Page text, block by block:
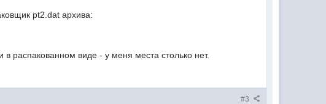
pt2.dat архива:
распакованном виде - у меня места столько нет.
#3